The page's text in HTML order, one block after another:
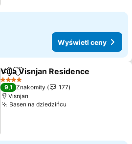
Wyświetl ceny
Udostępnij
Dodaj do ulubionych
Villa Visnjan Residence
4 Kategoria
9,1 Znakomity
177
Visnjan
Basen na dziedzińcu